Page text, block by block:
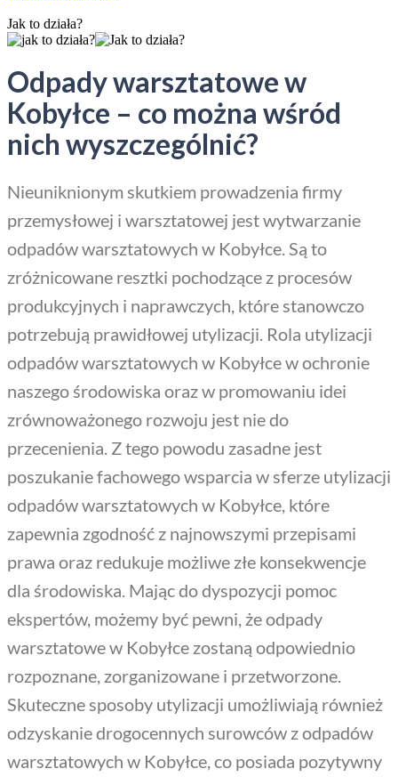
Jak to działa?
Odpady warsztatowe w
Kobyłce – co można wśród
nich wyszczególnić?
Nieuniknionym skutkiem prowadzenia firmy
przemysłowej i warsztatowej jest wytwarzanie
odpadów warsztatowych w Kobyłce. Są to
zróżnicowane resztki pochodzące z procesów
produkcyjnych i naprawczych, które stanowczo
potrzebują prawidłowej utylizacji. Rola utylizacji
odpadów warsztatowych w Kobyłce w ochronie
naszego środowiska oraz w promowaniu idei
zrównoważonego rozwoju jest nie do
przecenienia. Z tego powodu zasadne jest
poszukanie fachowego wsparcia w sferze utylizacji
odpadów warsztatowych w Kobyłce, które
zapewnia zgodność z najnowszymi przepisami
prawa oraz redukuje możliwe złe konsekwencje
dla środowiska. Mając do dyspozycji pomoc
ekspertów, możemy być pewni, że odpady
warsztatowe w Kobyłce zostaną odpowiednio
rozpoznane, zorganizowane i przetworzone.
Skuteczne sposoby utylizacji umożliwiają również
odzyskanie drogocennych surowców z odpadów
warsztatowych w Kobyłce, co posiada pozytywny